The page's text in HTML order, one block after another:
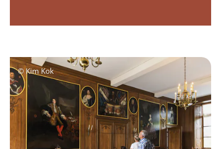
© Kim Kok